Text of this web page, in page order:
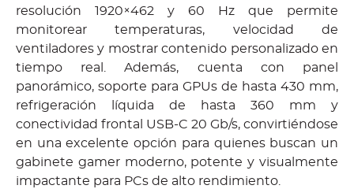
resolución 1920×462 y 60 Hz que permite
monitorear temperaturas, velocidad de
ventiladores y mostrar contenido personalizado en
tiempo real. Además, cuenta con panel
panorámico, soporte para GPUs de hasta 430 mm,
refrigeración líquida de hasta 360 mm y
conectividad frontal USB-C 20 Gb/s, convirtiéndose
en una excelente opción para quienes buscan un
gabinete gamer moderno, potente y visualmente
impactante para PCs de alto rendimiento.